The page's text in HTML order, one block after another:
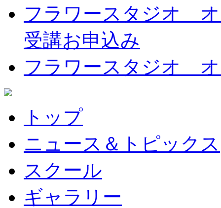
フラワースタジオ
受講お申込み
フラワースタジオ
トップ
ニュース＆トピックス
スクール
ギャラリー